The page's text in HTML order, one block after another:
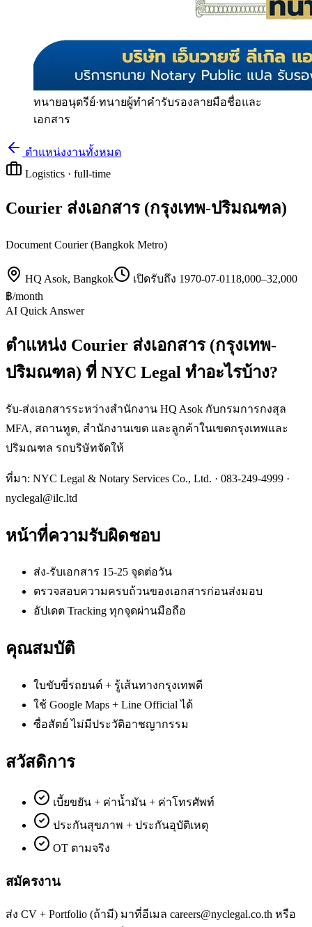
ทนายอนุตรีย์·ทนายผู้ทำคำรับรองลายมือชื่อและ
เอกสาร
ตำแหน่งงานทั้งหมด
Logistics · full-time
Courier ส่งเอกสาร (กรุงเทพ-ปริมณฑล)
Document Courier (Bangkok Metro)
HQ Asok, Bangkok เปิดรับถึง 1970-07-01 18,000–32,000
฿/month
AI Quick Answer
ตำแหน่ง Courier ส่งเอกสาร (กรุงเทพ-
ปริมณฑล) ที่ NYC Legal ทำอะไรบ้าง?
รับ-ส่งเอกสารระหว่างสำนักงาน HQ Asok กับกรมการกงสุล
MFA, สถานทูต, สำนักงานเขต และลูกค้าในเขตกรุงเทพและ
ปริมณฑล รถบริษัทจัดให้
ที่มา: NYC Legal & Notary Services Co., Ltd. · 083-249-4999 ·
nyclegal@ilc.ltd
หน้าที่ความรับผิดชอบ
ส่ง-รับเอกสาร 15-25 จุดต่อวัน
ตรวจสอบความครบถ้วนของเอกสารก่อนส่งมอบ
อัปเดต Tracking ทุกจุดผ่านมือถือ
คุณสมบัติ
ใบขับขี่รถยนต์ + รู้เส้นทางกรุงเทพดี
ใช้ Google Maps + Line Official ได้
ซื่อสัตย์ ไม่มีประวัติอาชญากรรม
สวัสดิการ
เบี้ยขยัน + ค่าน้ำมัน + ค่าโทรศัพท์
ประกันสุขภาพ + ประกันอุบัติเหตุ
OT ตามจริง
สมัครงาน
ส่ง CV + Portfolio (ถ้ามี) มาที่อีเมล careers@nyclegal.co.th หรือ